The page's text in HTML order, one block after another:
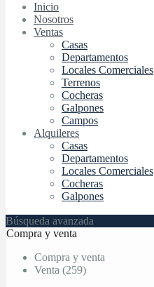
Inicio
Nosotros
Ventas
Casas
Departamentos
Locales Comerciales
Terrenos
Cocheras
Galpones
Campos
Alquileres
Casas
Departamentos
Locales Comerciales
Cocheras
Galpones
Búsqueda avanzada
Compra y venta
Compra y venta
Venta (259)